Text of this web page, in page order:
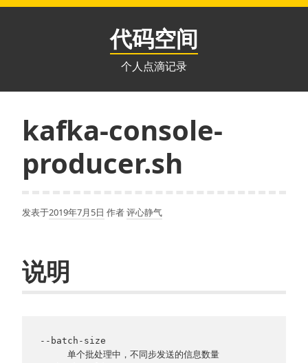
跳
代码空间
个人点滴记录
kafka-console-
producer.sh
发表于2019年7月5日 作者评心静气
说明
--batch-size
     单个批处理中，不同步发送的信息数量